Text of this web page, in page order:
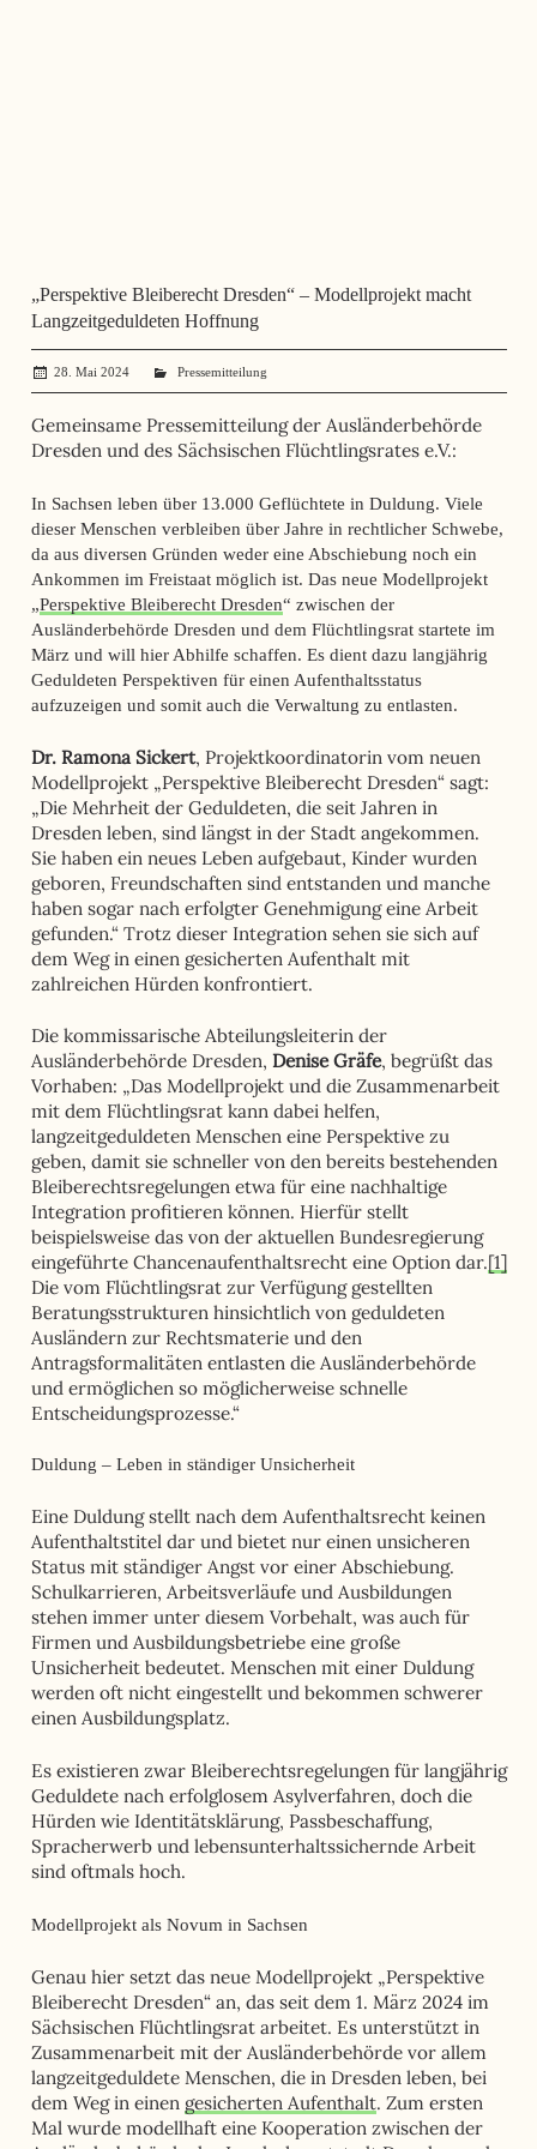
„Perspektive Bleiberecht Dresden“ – Modellprojekt macht
Langzeitgeduldeten Hoffnung
28. Mai 2024 administrator
Pressemitteilung
Gemeinsame Pressemitteilung der Ausländerbehörde
Dresden und des Sächsischen Flüchtlingsrates e.V.:
In Sachsen leben über 13.000 Geflüchtete in Duldung. Viele
dieser Menschen verbleiben über Jahre in rechtlicher Schwebe,
da aus diversen Gründen weder eine Abschiebung noch ein
Ankommen im Freistaat möglich ist. Das neue Modellprojekt
„Perspektive Bleiberecht Dresden“ zwischen der
Ausländerbehörde Dresden und dem Flüchtlingsrat startete im
März und will hier Abhilfe schaffen. Es dient dazu langjährig
Geduldeten Perspektiven für einen Aufenthaltsstatus
aufzuzeigen und somit auch die Verwaltung zu entlasten.
Dr. Ramona Sickert, Projektkoordinatorin vom neuen
Modellprojekt „Perspektive Bleiberecht Dresden“ sagt:
„Die Mehrheit der Geduldeten, die seit Jahren in
Dresden leben, sind längst in der Stadt angekommen.
Sie haben ein neues Leben aufgebaut, Kinder wurden
geboren, Freundschaften sind entstanden und manche
haben sogar nach erfolgter Genehmigung eine Arbeit
gefunden.“ Trotz dieser Integration sehen sie sich auf
dem Weg in einen gesicherten Aufenthalt mit
zahlreichen Hürden konfrontiert.
Die kommissarische Abteilungsleiterin der
Ausländerbehörde Dresden, Denise Gräfe, begrüßt das
Vorhaben: „Das Modellprojekt und die Zusammenarbeit
mit dem Flüchtlingsrat kann dabei helfen,
langzeitgeduldeten Menschen eine Perspektive zu
geben, damit sie schneller von den bereits bestehenden
Bleiberechtsregelungen etwa für eine nachhaltige
Integration profitieren können. Hierfür stellt
beispielsweise das von der aktuellen Bundesregierung
eingeführte Chancenaufenthaltsrecht eine Option dar.[1]
Die vom Flüchtlingsrat zur Verfügung gestellten
Beratungsstrukturen hinsichtlich von geduldeten
Ausländern zur Rechtsmaterie und den
Antragsformalitäten entlasten die Ausländerbehörde
und ermöglichen so möglicherweise schnelle
Entscheidungsprozesse.“
Duldung – Leben in ständiger Unsicherheit
Eine Duldung stellt nach dem Aufenthaltsrecht keinen
Aufenthaltstitel dar und bietet nur einen unsicheren
Status mit ständiger Angst vor einer Abschiebung.
Schulkarrieren, Arbeitsverläufe und Ausbildungen
stehen immer unter diesem Vorbehalt, was auch für
Firmen und Ausbildungsbetriebe eine große
Unsicherheit bedeutet. Menschen mit einer Duldung
werden oft nicht eingestellt und bekommen schwerer
einen Ausbildungsplatz.
Es existieren zwar Bleiberechtsregelungen für langjährig
Geduldete nach erfolglosem Asylverfahren, doch die
Hürden wie Identitätsklärung, Passbeschaffung,
Spracherwerb und lebensunterhaltssichernde Arbeit
sind oftmals hoch.
Modellprojekt als Novum in Sachsen
Genau hier setzt das neue Modellprojekt „Perspektive
Bleiberecht Dresden“ an, das seit dem 1. März 2024 im
Sächsischen Flüchtlingsrat arbeitet. Es unterstützt in
Zusammenarbeit mit der Ausländerbehörde vor allem
langzeitgeduldete Menschen, die in Dresden leben, bei
dem Weg in einen gesicherten Aufenthalt. Zum ersten
Mal wurde modellhaft eine Kooperation zwischen der